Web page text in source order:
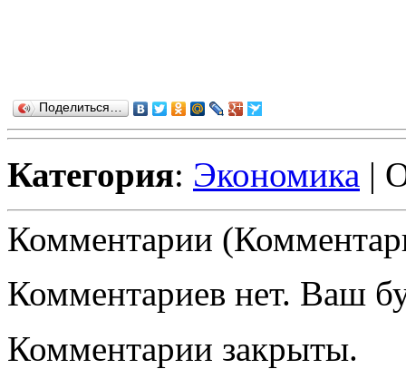
Поделиться…
Категория: Экономика |
Комментарии
Комментариев нет. Ваш
Комментарии закрыты.